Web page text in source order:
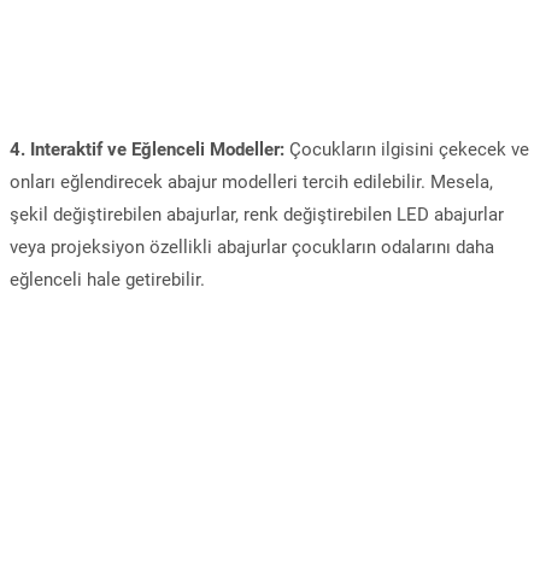
4. Interaktif ve Eğlenceli Modeller: Çocukların ilgisini çekecek ve
onları eğlendirecek abajur modelleri tercih edilebilir. Mesela,
şekil değiştirebilen abajurlar, renk değiştirebilen LED abajurlar
veya projeksiyon özellikli abajurlar çocukların odalarını daha
eğlenceli hale getirebilir.